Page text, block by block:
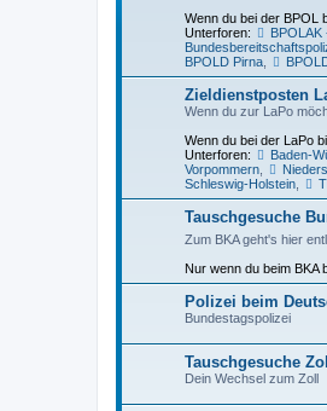
Wenn du bei der BPOL
Unterforen:
BPOLAK
BPOLD Pirna
Zieldienstposten
Wenn du zur LaPo
Wenn du bei der LaPo
Unterforen:
Baden-
Vorpommern
Schleswig-Holstein
Tauschgesuche
Zum BKA geht's hier
Nur wenn du beim BKA
Polizei beim
Bundestagspolizei
Tauschgesuche Zoll
Dein Wechsel zum Zoll